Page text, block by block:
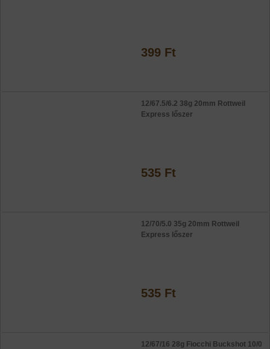
399 Ft
12/67.5/6.2 38g 20mm Rottweil
Express lőszer
535 Ft
12/70/5.0 35g 20mm Rottweil
Express lőszer
535 Ft
12/67/16 28g Fiocchi Buckshot 10/0